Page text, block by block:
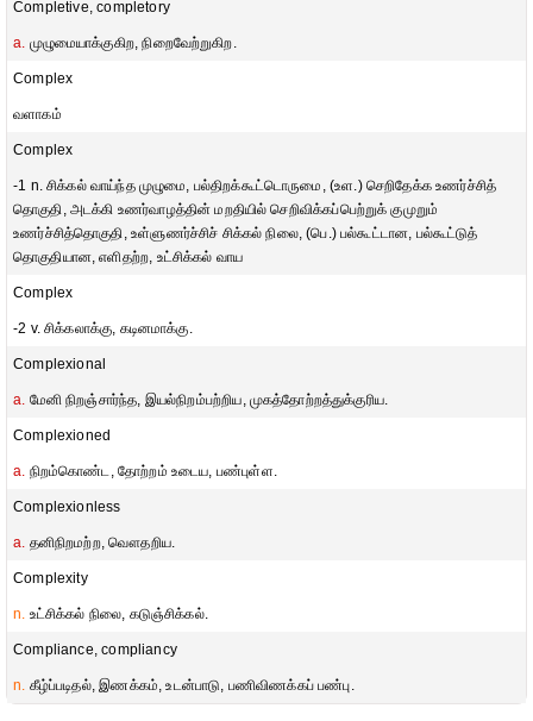
Completive, completory
a. முழுமையாக்குகிற, நிறைவேற்றுகிற.
Complex
வளாகம்
Complex
-1 n. சிக்கல் வாய்ந்த முழுமை, பல்திறக்கூட்டொருமை, (உள.) செறிதேக்க உணர்ச்சித்
தொகுதி, அடக்கி உணர்வாழத்தின் மறதியில் செறிவிக்கப்பெற்றுக் குமுறும்
உணர்ச்சித்தொகுதி, உள்ளுணர்ச்சிச் சிக்கல் நிலை, (பெ.) பல்கூட்டான, பல்கூட்டுத்
தொகுதியான, எளிதற்ற, உட்சிக்கல் வாய
Complex
-2 v. சிக்கலாக்கு, கடினமாக்கு.
Complexional
a. மேனி நிறஞ்சார்ந்த, இயல்நிறம்பற்றிய, முகத்தோற்றத்துக்குரிய.
Complexioned
a. நிறம்கொண்ட, தோற்றம் உடைய, பண்புள்ள.
Complexionless
a. தனிநிறமற்ற, வௌதறிய.
Complexity
n. உட்சிக்கல் நிலை, கடுஞ்சிக்கல்.
Compliance, compliancy
n. கீழ்ப்படிதல், இணக்கம், உடன்பாடு, பணிவிணக்கப் பண்பு.